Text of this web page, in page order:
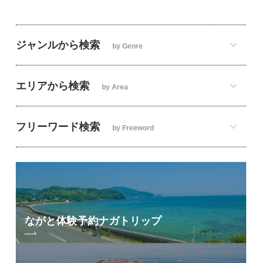
ジャンルから検索 by Genre
エリアから検索 by Area
フリーワード検索 by Freeword
ながと体験予約ナガトリップ